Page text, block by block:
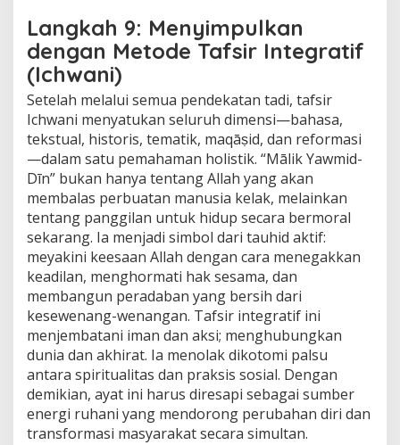
Langkah 9: Menyimpulkan
dengan Metode Tafsir Integratif
(Ichwani)
Setelah melalui semua pendekatan tadi, tafsir
Ichwani menyatukan seluruh dimensi—bahasa,
tekstual, historis, tematik, maqāṣid, dan reformasi
—dalam satu pemahaman holistik. “Mālik Yawmid-
Dīn” bukan hanya tentang Allah yang akan
membalas perbuatan manusia kelak, melainkan
tentang panggilan untuk hidup secara bermoral
sekarang. Ia menjadi simbol dari tauhid aktif:
meyakini keesaan Allah dengan cara menegakkan
keadilan, menghormati hak sesama, dan
membangun peradaban yang bersih dari
kesewenang-wenangan. Tafsir integratif ini
menjembatani iman dan aksi; menghubungkan
dunia dan akhirat. Ia menolak dikotomi palsu
antara spiritualitas dan praksis sosial. Dengan
demikian, ayat ini harus diresapi sebagai sumber
energi ruhani yang mendorong perubahan diri dan
transformasi masyarakat secara simultan.